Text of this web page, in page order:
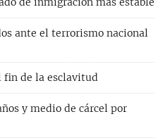
ante el terrorismo nacional
fin de la esclavitud
y medio de cárcel por